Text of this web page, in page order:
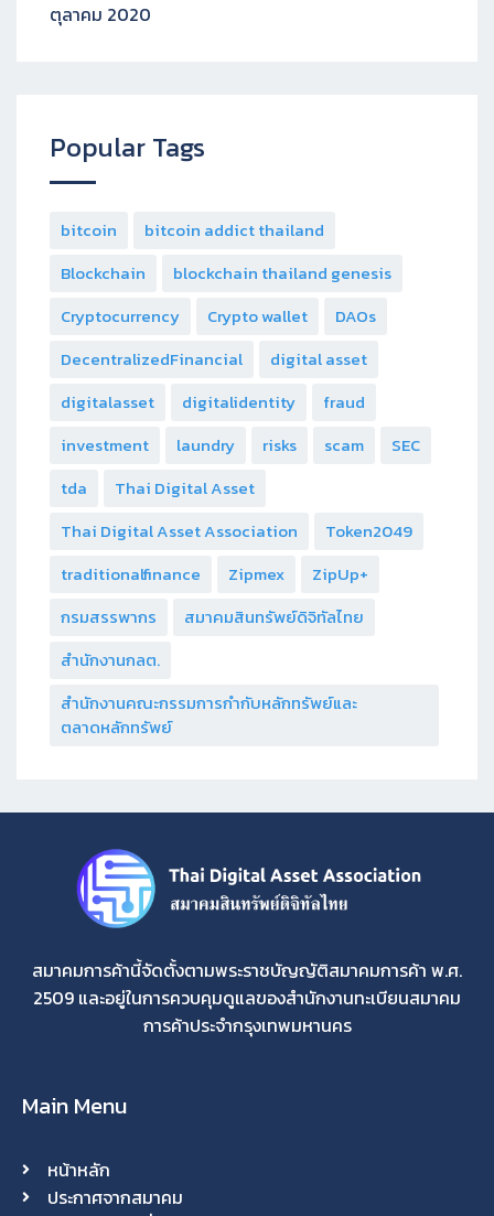
ตุลาคม 2020
Popular Tags
bitcoin
bitcoin addict thailand
Blockchain
blockchain thailand genesis
Cryptocurrency
Crypto wallet
DAOs
DecentralizedFinancial
digital asset
digitalasset
digitalidentity
fraud
investment
laundry risks scam
SEC
tda
Thai Digital Asset
Thai Digital Asset Association
Token2049
traditionalfinance
Zipmex
ZipUp+
กรมสรรพากร
สมาคมสินทรัพย์ดิจิทัลไทย
สำนักงานกลต.
สำนักงานคณะกรรมการกำกับหลักทรัพย์และ
ตลาดหลักทรัพย์
สมาคมการค้านี้จัดตั้งตามพระราชบัญญัติสมาคมการค้า พ.ศ.
2509 และอยู่ในการควบคุมดูแลของสำนักงานทะเบียนสมาคม
การค้าประจำกรุงเทพมหานคร
Main Menu
หน้าหลัก
ประกาศจากสมาคม